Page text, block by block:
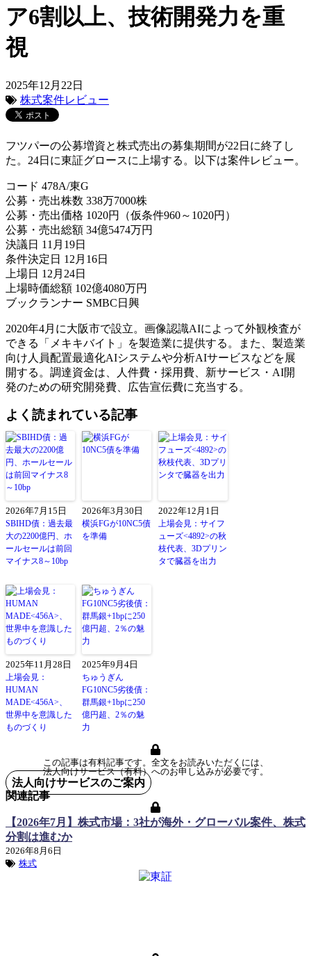
ア6割以上、技術開発力を重
視
2025年12月22日
株式案件レビュー
フツパーの公募増資と株式売出の募集期間が22日に終了し
た。24日に東証グロースに上場する。以下は案件レビュー。
コード 478A/東G
公募・売出株数 338万7000株
公募・売出価格 1020円（仮条件960～1020円）
公募・売出総額 34億5474万円
決議日 11月19日
条件決定日 12月16日
上場日 12月24日
上場時価総額 102億4080万円
ブックランナー SMBC日興
2020年4月に大阪市で設立。画像認識AIによって外観検査が
できる「メキキバイト」を製造業に提供する。また、製造業
向け人員配置最適化AIシステムや分析AIサービスなどを展
開する。調達資金は、人件費・採用費、新サービス・AI開
発のための研究開発費、広告宣伝費に充当する。
よく読まれている記事
2026年7月15日
SBIHD債：過去最
大の2200億円、ホ
ールセールは前回
マイナス8～10bp
2026年3月30日
横浜FGが10NC5債
を準備
2022年12月1日
上場会見：サイフ
ューズ<4892>の秋
枝代表、3Dプリン
タで臓器を出力
2025年11月28日
上場会見：
HUMAN
MADE<456A>、
世界中を意識した
ものづくり
2025年9月4日
ちゅうぎん
FG10NC5劣後債：
群馬銀+1bpに250
億円超、2％の魅
力
この記事は有料記事です。全文をお読みいただくには、
法人向けサービス（有料）へのお申し込みが必要です。
法人向けサービスのご案内
関連記事
【2026年7月】株式市場：3社が海外・グローバル案件、株式
分割は進むか
2026年8月6日
株式